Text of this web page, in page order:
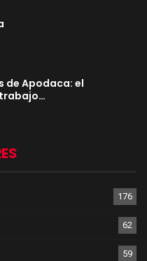
de Apodaca: el
176
62
59